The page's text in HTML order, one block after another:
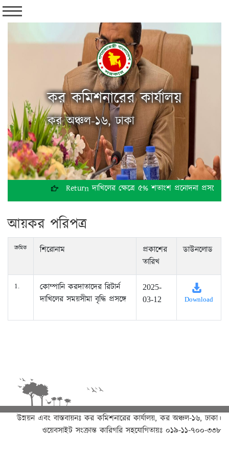
কর কমিশনারের কার্যালয়
কর অঞ্চল-১৬, ঢাকা
Return দাখিলের ক্ষেত্রে ৫% শতাংশ প্রনোদনা প্রসঙ্গে
আয়কর পরিপত্র
ক্রমিক শিরোনাম
প্রকাশের
তারিখ
ডাউনলোড
1.
কোম্পানি করদাতাদের রিটার্ন
দাখিলের সময়সীমা বৃদ্ধি প্রসঙ্গে
2025-
03-12
Download
উন্নয়ন এবং বাস্তবায়নঃ কর কমিশনারের কার্যালয়, কর অঞ্চল-১৬, ঢাকা।
ওয়েবসাইট সংক্রান্ত কারিগরি সহযোগিতায়ঃ ০১৯-১১-৭০০-৩৩৮